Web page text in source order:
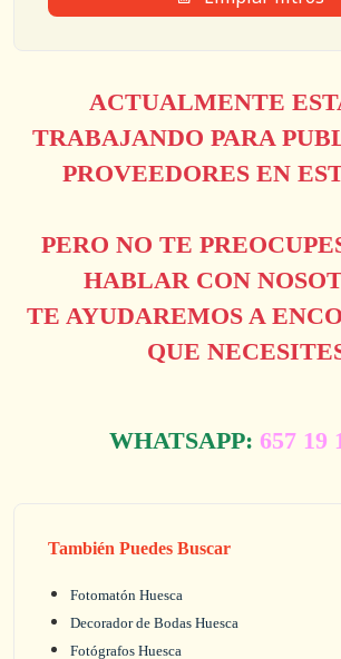
ACTUALMENTE
TRABAJANDO PARA
PROVEEDORES EN
PERO NO TE
HABLAR CON
TE AYUDAREMOS A
QUE
WHATSAPP: 657 19
También Puedes Buscar
Fotomatón Huesca
Decorador de Bodas Huesca
Fotógrafos Huesca